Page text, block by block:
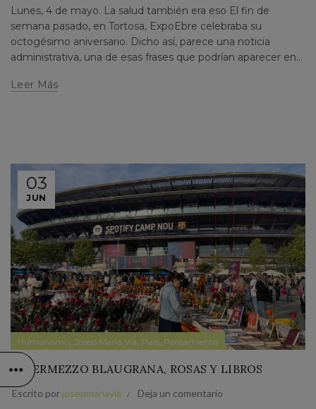
Lunes, 4 de mayo. La salud también era eso El fin de
semana pasado, en Tortosa, ExpoEbre celebraba su
octogésimo aniversario. Dicho así, parece una noticia
administrativa, una de esas frases que podrían aparecer en...
Leer Más
03
JUN
Humanismo, Josep Maria Via, País, Pensamiento
INTERMEZZO BLAUGRANA, ROSAS Y LIBROS
Escrito por josepmariavia Deja un comentario